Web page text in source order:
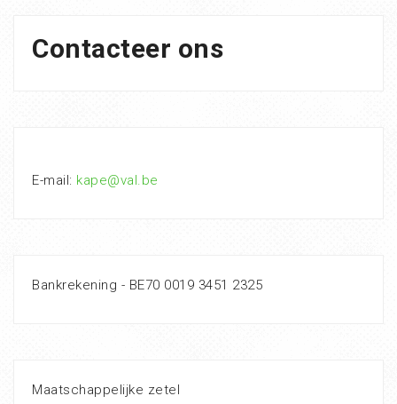
Contacteer ons
E-mail: kape@val.be
Bankrekening - BE70 0019 3451 2325
Maatschappelijke zetel